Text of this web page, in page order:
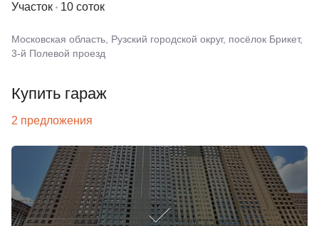
Участок 10 соток
Московская область, Рузский городской округ, посёлок Брикет,
3-й Полевой проезд
Купить гараж
2 предложения